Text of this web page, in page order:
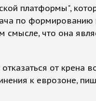
платформы",
по
смысле, что она
от крена
к еврозоне,